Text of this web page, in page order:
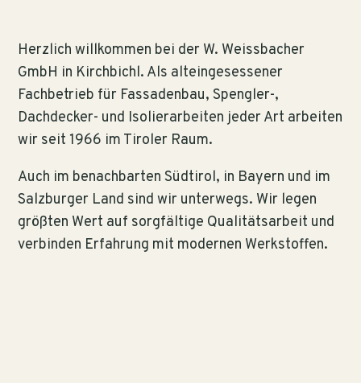
Herzlich willkommen bei der W. Weissbacher
GmbH in Kirchbichl. Als alteingesessener
Fachbetrieb für Fassadenbau, Spengler-,
Dachdecker- und Isolierarbeiten jeder Art arbeiten
wir seit 1966 im Tiroler Raum.
Auch im benachbarten Südtirol, in Bayern und im
Salzburger Land sind wir unterwegs. Wir legen
größten Wert auf sorgfältige Qualitätsarbeit und
verbinden Erfahrung mit modernen Werkstoffen.